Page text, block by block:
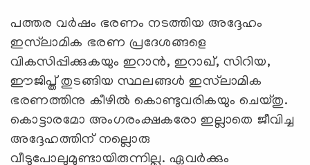
പത്തര വര്‍ഷം ഭരണം നടത്തിയ അദ്ദേഹം
ഇസ്‌ലാമിക ഭരണ പ്രദേശങ്ങളെ
വികസിപ്പിക്കുകയും ഇറാന്‍, ഇറാഖ്, സിറിയ,
ഈജിപ്ത് തുടങ്ങിയ സ്ഥലങ്ങള്‍ ഇസ്‌ലാമിക
ഭരണത്തിനു കീഴില്‍ കൊണ്ടുവരികയും ചെയ്തു.
കൊട്ടാരമോ അംഗരംക്ഷകരോ ഇല്ലാതെ ജീവിച്ച
അദ്ദേഹത്തിന് നല്ലൊരു
വീടുപോലുമുണ്ടായിരുന്നില്ല. ഏവര്‍ക്കും